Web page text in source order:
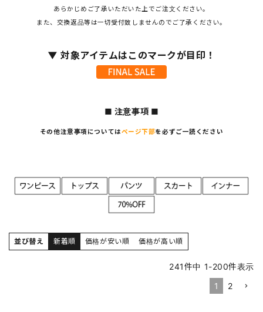
あらかじめご了承いただいた上でご注文ください。
また、交換返品等は一切受付致しませんのでご了承ください。
▼ 対象アイテムはこのマークが目印！
■ 注意事項 ■
その他注意事項についてはページ下部を必ずご一読ください
並び替え 新着順 価格が安い順 価格が高い順
241件中 1-200件表示
1
2